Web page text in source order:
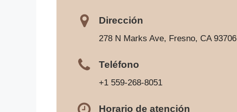
Dirección
278 N Marks Ave, Fresno, CA 93706
Teléfono
+1 559-268-8051
Horario de atención